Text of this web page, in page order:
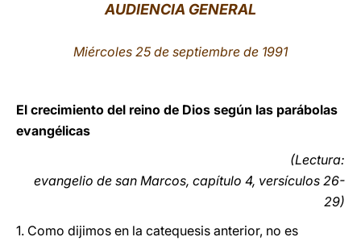
AUDIENCIA GENERAL
Miércoles 25 de septiembre de 1991
El crecimiento del reino de Dios según las parábolas
evangélicas
(Lectura:
evangelio de san Marcos, capítulo 4, versículos 26-
29)
1. Como dijimos en la catequesis anterior, no es